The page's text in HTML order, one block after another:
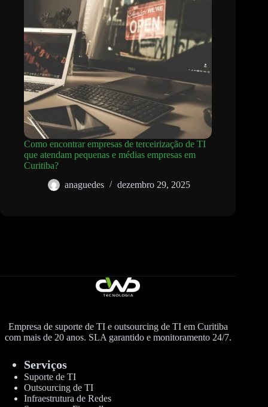
Como encontrar empresas de terceirização de TI
que atendam pequenas e médias empresas em
Curitiba?
anaguedes
dezembro 29, 2025
Empresa de suporte de TI e outsourcing de TI em Curitiba
com mais de 20 anos. SLA garantido e monitoramento 24/7.
Serviços
Suporte de TI
Outsourcing de TI
Infraestrutura de Redes